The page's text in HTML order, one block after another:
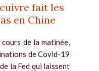
fait les
en Chine
de la matinée,
de Covid-19
Fed qui laissent